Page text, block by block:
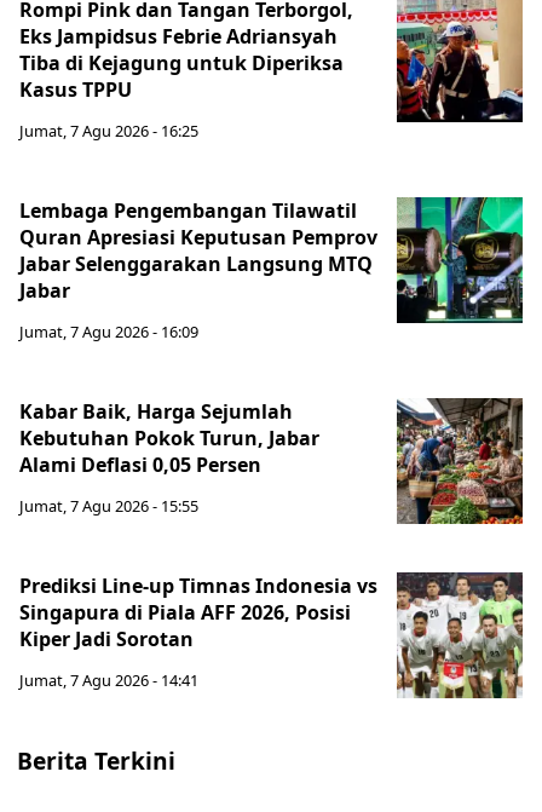
Rompi Pink dan Tangan Terborgol,
Eks Jampidsus Febrie Adriansyah
Tiba di Kejagung untuk Diperiksa
Kasus TPPU
Jumat, 7 Agu 2026 - 16:25
Lembaga Pengembangan Tilawatil
Quran Apresiasi Keputusan Pemprov
Jabar Selenggarakan Langsung MTQ
Jabar
Jumat, 7 Agu 2026 - 16:09
Kabar Baik, Harga Sejumlah
Kebutuhan Pokok Turun, Jabar
Alami Deflasi 0,05 Persen
Jumat, 7 Agu 2026 - 15:55
Prediksi Line-up Timnas Indonesia vs
Singapura di Piala AFF 2026, Posisi
Kiper Jadi Sorotan
Jumat, 7 Agu 2026 - 14:41
Berita Terkini